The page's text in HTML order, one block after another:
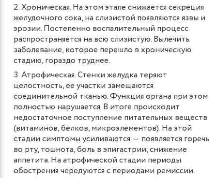
Хроническая. На этом этапе снижается секреция
желудочного сока, на слизистой появляются язвы и
эрозии. Постепенно воспалительный процесс
распространяется на всю слизистую. Вылечить
заболевание, которое перешло в хроническую
стадию, гораздо труднее.
Атрофическая. Стенки желудка теряют
целостность, ее участки замещаются
соединительной тканью. Функция органа при этом
полностью нарушается. В итоге происходит
недостаточное поступление питательных веществ
(витаминов, белков, микроэлементов). На этой
стадии симптомы усиливаются ― появляется горечь
во рту, тошнота, боль в эпигастрии, снижение
аппетита. На атрофической стадии периоды
обострения чередуются с периодами ремиссии.